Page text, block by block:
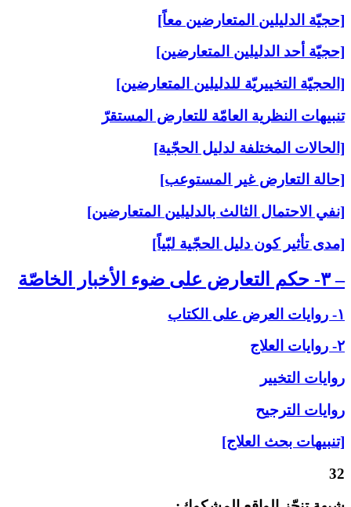
[حجيّة الدليلين المتعارضين معاً]
[حجيّة أحد الدليلين المتعارضين]
[الحجيّة التخييريّة للدليلين المتعارضين]
تنبيهات النظرية العامّة للتعارض المستقرّ
[الحالات المختلفة لدليل الحجّية]
[حالة التعارض غير المستوعب]
[نفي الاحتمال الثالث بالدليلين المتعارضين]
[مدى تأثير كون دليل الحجّية لبّياً]
– ۳- حكم التعارض على‏ ضوء الأخبار الخاصّة
۱- روايات العرض على‏ الكتاب
۲- روايات العلاج‏
روايات التخيير
روايات الترجيح
[تنبيهات بحث العلاج]
32